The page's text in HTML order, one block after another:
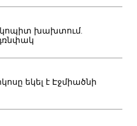
կոպիտ խախտում.
եկել է Էջմիածնի